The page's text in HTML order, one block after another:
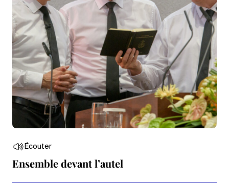
Écouter
Ensemble devant l’autel